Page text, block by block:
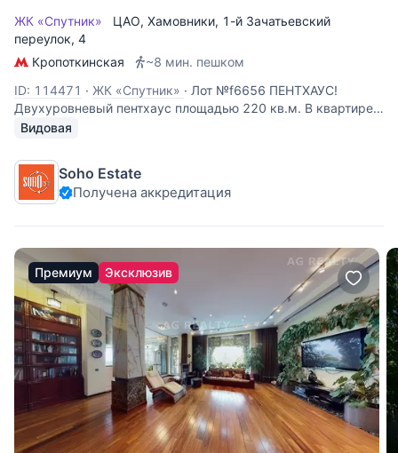
ЖК «Спутник» ЦАО, Хамовники, 1-й Зачатьевский
переулок, 4
Кропоткинская
~8 мин. пешком
ID: 114471 · ЖК «Спутник» · Лот №f6656 ПЕНТХАУС!
Двухуровневый пентхаус площадью 220 кв.м. В квартире
выполнен качественный ремонт, функциональная
комната, гостевой с/у, основная спальня с большой
гардеробной (с окном) и ванной
Видовая
Soho Estate
Получена аккредитация
Премиум Эксклюзив